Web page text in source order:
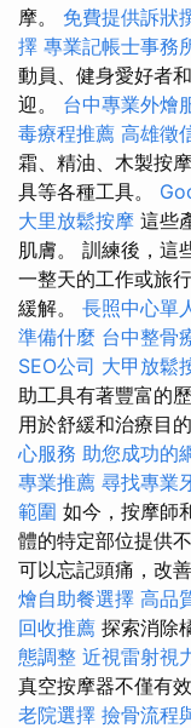
摩。 免費提供訴狀
擇 專業記帳士事務
動員、健身愛好者
迎。 台中專業外燴
毒療程推薦 高雄徵
霜、精油、木製按
具等各種工具。
大里放鬆按摩 這些
肌膚。 訓練後，這
一整天的工作或旅
緩解。 長照中心單
準備什麼 台中整骨
SEO公司 大甲放鬆
助工具有著豐富的
用於舒緩和治療目
心服務 助您成功的
專業推薦 尋找專業
範圍 如今，按摩師
體的特定部位提供
可以忘記頭痛，改
燴自助餐選擇 高品
回收推薦 探索消除
態調整 近視雷射視
真空按摩器不僅有
老院選擇 撿骨流程